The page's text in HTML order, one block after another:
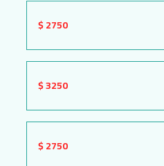
2750 $
3250 $
2750 $